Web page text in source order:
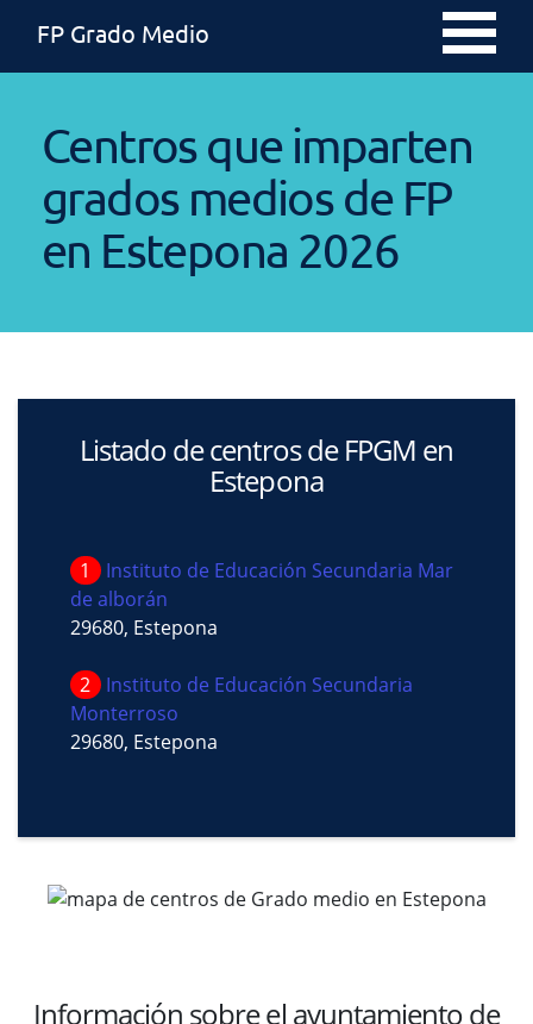
FP Grado Medio
Centros que imparten
grados medios de FP
en Estepona 2026
Listado de centros de FPGM en
Estepona
1
Instituto de Educación Secundaria Mar
de alborán
29680, Estepona
2
Instituto de Educación Secundaria
Monterroso
29680, Estepona
Información sobre el ayuntamiento de